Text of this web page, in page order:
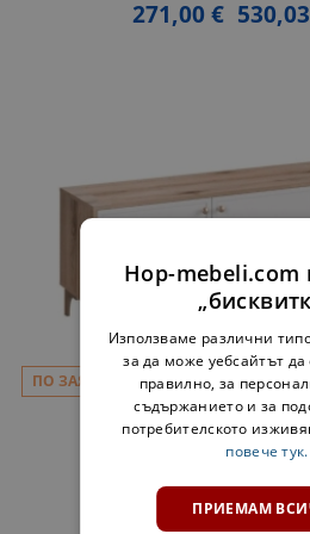
271,00 €
ПО ЗАЯВКА
ТВ ШКАФ АЛБА - ДЪБ
496,78
Hop-mebeli.com
Използваме различни
за да може уебсайтът
правилно, за
съдържанието и за
потребителското
повече тук.
ПРИЕМАМ